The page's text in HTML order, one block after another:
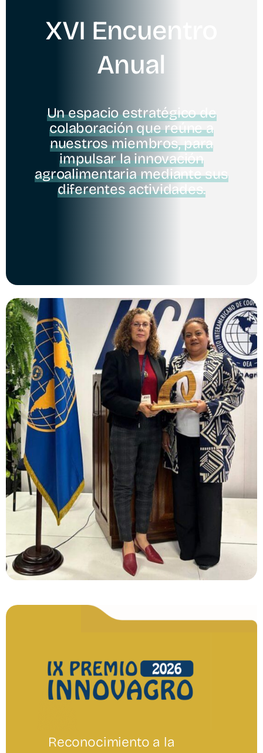
XVI Encuentro
Anual
Un espacio estratégico de
colaboración que reúne a
nuestros miembros, para
impulsar la innovación
agroalimentaria mediante sus
diferentes actividades.
Reconocimiento a la